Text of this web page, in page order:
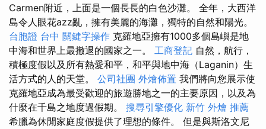
Carmen附近，上面是一個長長的白色沙灘。 全年，大西洋
島令人眼花azz亂，擁有美麗的海灘，獨特的自然和陽光。
台胞證 台中 關鍵字操作 克羅地亞擁有1000多個島嶼是地
中海和世界上最撤退的國家之一。 工商登記 自然，航行，
積極度假以及所有熱愛和平，和平與地中海（Laganin）生
活方式的人的天堂。 公司社團 外燴佈置 我們將向您展示使
克羅地亞成為最受歡迎的旅遊勝地之一的主要原因，以及為
什麼在千島之地度過假期。 搜尋引擎優化 新竹 外燴 推薦
希臘為休閒家庭度假提供了理想的條件。 但是與斯洛文尼